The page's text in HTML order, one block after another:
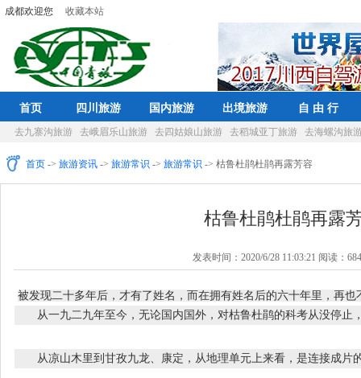
成都欢迎您 收藏本站
首页 四川旅游 国内旅游 出境旅游 自 由 行
去九寨沟旅游 去峨眉乐山旅游 去四姑娘山旅游 去稻城亚丁旅游 去海螺沟旅
首页 -> 旅游资讯 -> 旅游常识 -> 旅游常识 -> 枯鲁杜鹃杜鹃再露芳容
枯鲁杜鹃杜鹃再露
发表时间：2020/6/28 11:03:21 阅读：
被发现二十多年后，才有了姓名，而在拥有姓名后的六十年里，再
从一九二九年至今，无论国内国外，对枯鲁杜鹃的科考从没停止
从凉山木里到甘孜九龙、康定，从地理单元上来看，是连接成片